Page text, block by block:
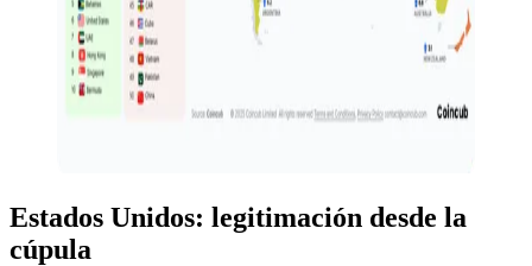
Estados Unidos: legitimación desde la
cúpula